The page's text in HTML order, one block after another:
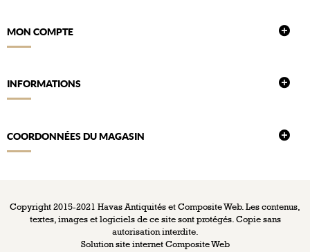
MON COMPTE
INFORMATIONS
COORDONNÉES DU MAGASIN
Copyright 2015-2021 Havas Antiquités et Composite Web. Les contenus,
textes, images et logiciels de ce site sont protégés. Copie sans
autorisation interdite.
Solution site internetComposite Web